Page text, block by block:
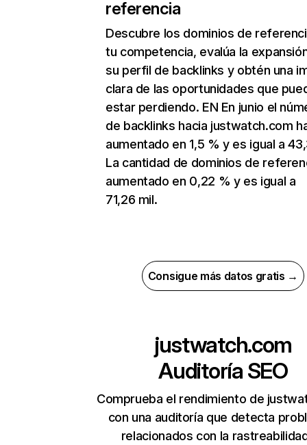
referencia
Descubre los dominios de
tu competencia, evalúa la
su perfil de backlinks y obtén una
clara de las oportunidades que
estar perdiendo. EN En junio el
de backlinks hacia justwatch.com
aumentado en 1,5 % y es igual a
La cantidad de dominios de
aumentado en 0,22 % y es igual a
71,26 mil.
Consigue más datos gratis →
justwatch.com
Auditoría SEO
Comprueba el rendimiento de
con una auditoría que detecta
relacionados con la